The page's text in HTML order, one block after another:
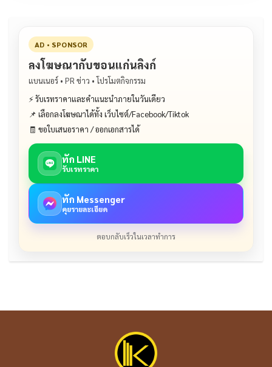
AD • SPONSOR
ลงโฆษณากับขอนแก่นลิงก์
แบนเนอร์ • PR ข่าว • โปรโมตกิจกรรม
⚡ รับเรทราคาและคำแนะนำภายในวันเดียว
📌 เลือกลงโฆษณาได้ทั้ง เว็บไซต์/Facebook/Tiktok
🧾 ขอใบเสนอราคา / ออกเอกสารได้
ทัก LINE
รับเรทราคา
ทัก Messenger
คุยรายละเอียด
ตอบกลับเร็วในเวลาทำการ